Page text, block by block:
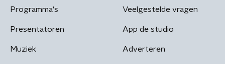
Programma's
Presentatoren
Muziek
Veelgestelde vragen
App de studio
Adverteren